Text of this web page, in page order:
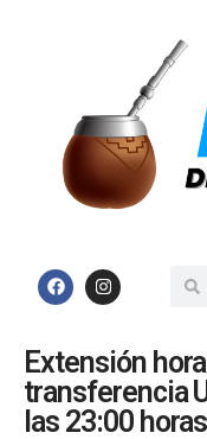
Extensión
transferencia
las 23:00 horas